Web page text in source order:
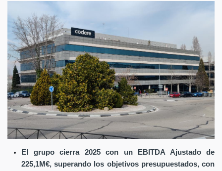
El grupo cierra 2025 con un EBITDA Ajustado de
225,1M€, superando los objetivos presupuestados, con